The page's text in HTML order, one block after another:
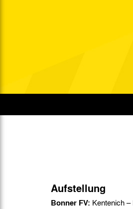
Aufstellung
Bonner FV: Kentenich